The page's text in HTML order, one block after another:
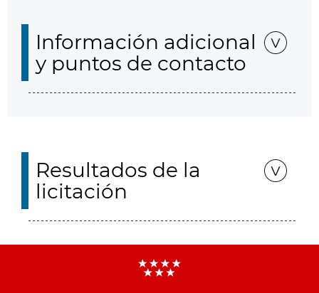
Información adicional
y puntos de contacto
Resultados de la
licitación